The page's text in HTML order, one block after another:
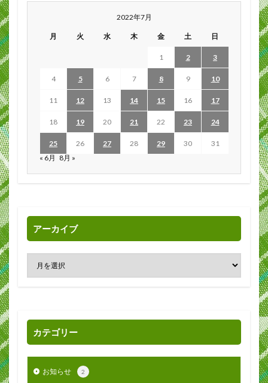
2022年7月
月 火 水 木 金 土 日
1 2 3
4 5 6 7 8 9 10
11 12 13 14 15 16 17
18 19 20 21 22 23 24
25 26 27 28 29 30
31
« 6月 8月 »
アーカイブ
カテゴリー
お知らせ 2